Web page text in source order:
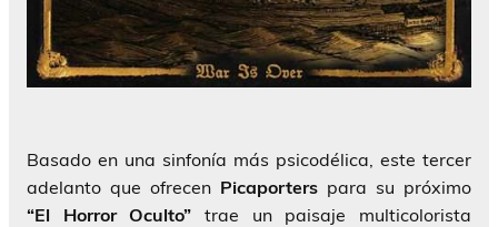
Basado en una sinfonía más psicodélica, este tercer
adelanto que ofrecen Picaporters para su próximo
“El Horror Oculto” trae un paisaje multicolorista